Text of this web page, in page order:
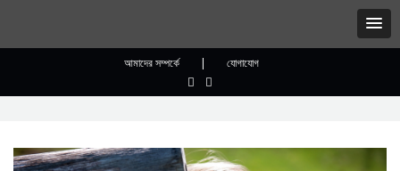
আমাদের সম্পর্কে | যোগাযোগ